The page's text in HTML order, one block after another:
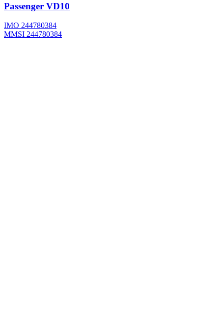
Passenger VD10
IMO 244780384
MMSI 244780384